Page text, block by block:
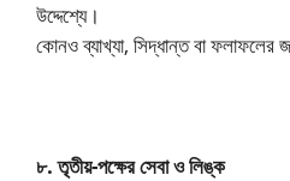
উদ্দেশ্যে।
কোনও ব্যাখ্যা, সিদ্ধান্ত বা ফলাফলের
৮. তৃতীয়-পক্ষের সেবা ও লিঙ্ক